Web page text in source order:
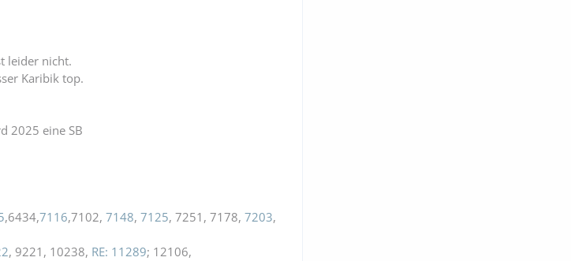
leider nicht.
Karibik top.
2025 eine SB
,6434,7116,7102, 7148, 7125, 7251, 7178, 7203,
, 9221, 10238, RE: 11289; 12106,